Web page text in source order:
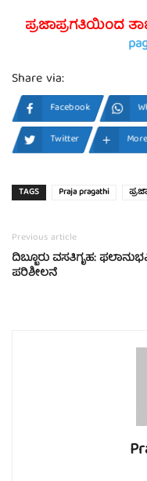
ಪ್ರಜಾಪ್ರಗತಿಯಿಂದ
Share via:
Facebook
Twitter
More
TAGS Praja pragathi
Previous article
ದಿಬ್ಬೂರು ವಸತಿಗೃಹ:
ಪರಿಶೀಲನೆ